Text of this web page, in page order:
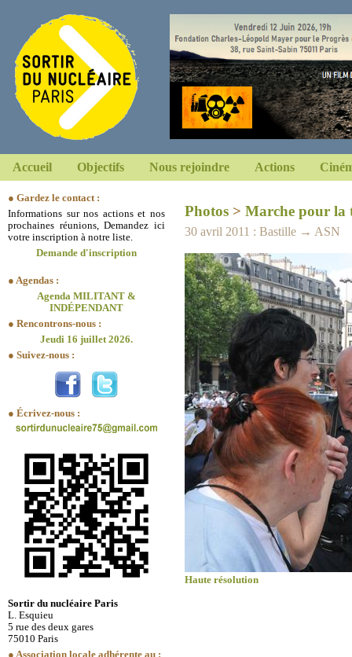
Accueil Objectifs Nous rejoindre Actions
● Gardez le contact :
Informations sur nos actions et nos
prochaines réunions, Demandez ici
votre inscription à notre liste.
Demande d'inscription
● Agendas :
Agenda MILITANT &
INDÉPENDANT
● Rencontrons-nous :
Jeudi 16 juillet 2026.
● Suivez-nous :
● Écrivez-nous :
Sortir du nucléaire Paris
L. Esquieu
5 rue des deux gares
75010 Paris
● Association locale adhérente au :
Photos > Marche pour la
30 avril 2011 : Bastille → ASN
Haute résolution